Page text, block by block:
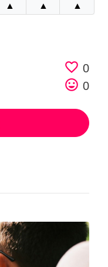
▲ ▲ ▲
favorite_border 0
tag_faces 0